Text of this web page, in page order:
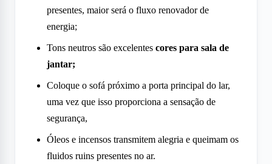
presentes, maior será o fluxo renovador de
energia;
Tons neutros são excelentes cores para sala de
jantar;
Coloque o sofá próximo a porta principal do lar,
uma vez que isso proporciona a sensação de
segurança,
Óleos e incensos transmitem alegria e queimam os
fluidos ruins presentes no ar.